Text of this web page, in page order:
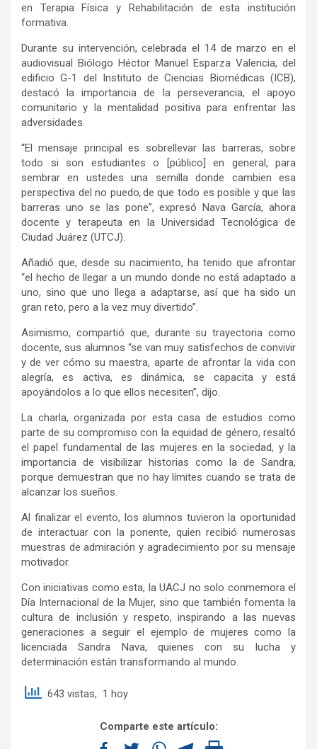
en Terapia Física y Rehabilitación de esta institución
formativa.
Durante su intervención, celebrada el 14 de marzo en el
audiovisual Biólogo Héctor Manuel Esparza Valencia, del
edificio G-1 del Instituto de Ciencias Biomédicas (ICB),
destacó la importancia de la perseverancia, el apoyo
comunitario y la mentalidad positiva para enfrentar las
adversidades.
“El mensaje principal es sobrellevar las barreras, sobre
todo si son estudiantes o [público] en general, para
sembrar en ustedes una semilla donde cambien esa
perspectiva del no puedo,de que todo es posible y que las
barreras uno se las pone”, expresó Nava García, ahora
docente y terapeuta en la Universidad Tecnológica de
Ciudad Juárez (UTCJ).
Añadió que, desde su nacimiento, ha tenido que afrontar
“el hecho de llegar a un mundo donde no está adaptado a
uno, sino que uno llega a adaptarse, así que ha sido un
gran reto, pero a la vez muy divertido”.
Asimismo, compartió que, durante su trayectoria como
docente, sus alumnos “se van muy satisfechos de convivir
y de ver cómo su maestra, aparte de afrontar la vida con
alegría, es activa, es dinámica, se capacita y está
apoyándolos a lo que ellos necesiten”, dijo.
La charla, organizada por esta casa de estudios como
parte de su compromiso con la equidad de género, resaltó
el papel fundamental de las mujeres en la sociedad, y la
importancia de visibilizar historias como la de Sandra,
porque demuestran que no hay límites cuando se trata de
alcanzar los sueños.
Al finalizar el evento, los alumnos tuvieron la oportunidad
de interactuar con la ponente, quien recibió numerosas
muestras de admiración y agradecimiento por su mensaje
motivador.
Con iniciativas como esta, la UACJ no solo conmemora el
Día Internacional de la Mujer, sino que también fomenta la
cultura de inclusión y respeto, inspirando a las nuevas
generaciones a seguir el ejemplo de mujeres como la
licenciada Sandra Nava, quienes con su lucha y
determinación están transformando al mundo.
643 vistas, 1 hoy
Comparte este artículo: